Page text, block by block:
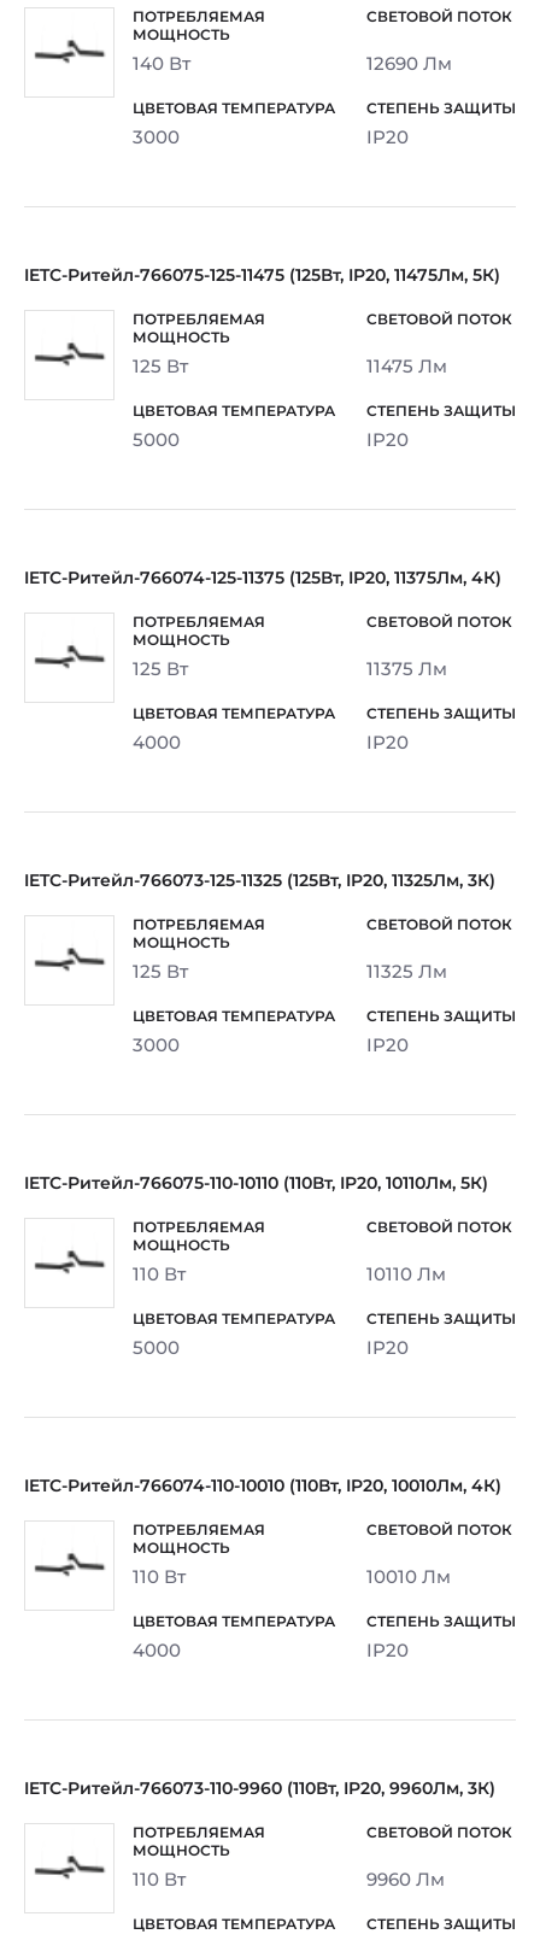
140 Вт 12690 Лм
3000 IP20
IETC-Ритейл-766075-125-11475 (125Вт, IP20, 11475Лм, 5К)
125 Вт 11475 Лм
5000 IP20
IETC-Ритейл-766074-125-11375 (125Вт, IP20, 11375Лм, 4К)
125 Вт 11375 Лм
4000 IP20
IETC-Ритейл-766073-125-11325 (125Вт, IP20, 11325Лм, 3К)
125 Вт 11325 Лм
3000 IP20
IETC-Ритейл-766075-110-10110 (110Вт, IP20, 10110Лм, 5К)
110 Вт 10110 Лм
5000 IP20
IETC-Ритейл-766074-110-10010 (110Вт, IP20, 10010Лм, 4К)
110 Вт 10010 Лм
4000 IP20
IETC-Ритейл-766073-110-9960 (110Вт, IP20, 9960Лм, 3К)
110 Вт 9960 Лм